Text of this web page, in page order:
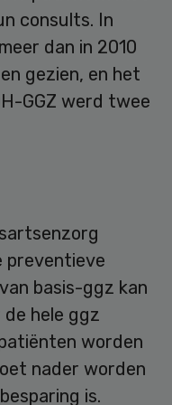
consults. In
dan in 2010
gezien, en het
GGZ werd twee
preventieve
basis-ggz kan
hele ggz
worden
nader worden
is.